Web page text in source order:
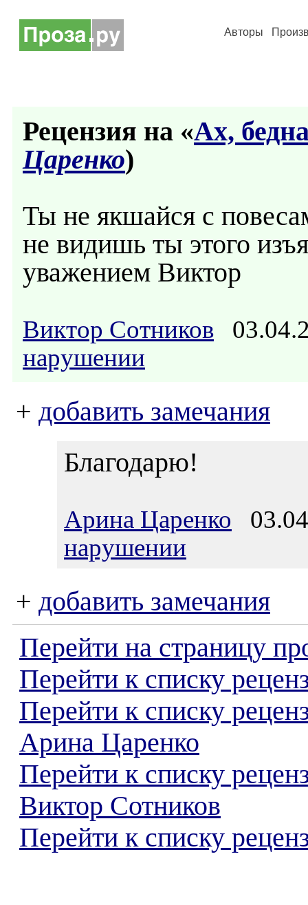
Авторы
Рецензия на «Ах,
Царенко)
Ты не якшайся с
не видишь ты этого
уважением Виктор
Виктор Сотников
нарушении
+ добавить замечания
Благодарю!
Арина Царенко
нарушении
+ добавить замечания
Перейти на страницу
Перейти к списку
Перейти к списку
Арина Царенко
Перейти к списку
Виктор Сотников
Перейти к списку